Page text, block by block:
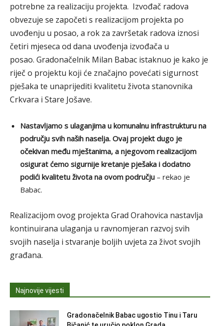
potrebne za realizaciju projekta. Izvođač radova
obvezuje se započeti s realizacijom projekta po
uvođenju u posao, a rok za završetak radova iznosi
četiri mjeseca od dana uvođenja izvođača u
posao. Gradonačelnik Milan Babac istaknuo je kako je
riječ o projektu koji će značajno povećati sigurnost
pješaka te unaprijediti kvalitetu života stanovnika
Crkvara i Stare Jošave.
Nastavljamo s ulaganjima u komunalnu infrastrukturu na
području svih naših naselja. Ovaj projekt dugo je
očekivan među mještanima, a njegovom realizacijom
osigurat ćemo sigurnije kretanje pješaka i dodatno
podići kvalitetu života na ovom području – rekao je
Babac.
Realizacijom ovog projekta Grad Orahovica nastavlja
kontinuirana ulaganja u ravnomjeran razvoj svih
svojih naselja i stvaranje boljih uvjeta za život svojih
građana.
Najnovije vijesti
Gradonačelnik Babac ugostio Tinu i Taru